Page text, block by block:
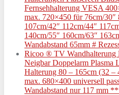
Fernsehhalterung VESA
max. 720×450 für 76cm/30″
107cm/42″ 112cm/44″
140cm/55″ 160cm/63″
Wandabstand 65mm #
Ricoo ® TV Wandhalterung
Neigbar Doppelarm Plasma
Halterung 80 – 165cm (32
max. 680×400 universell
Wandabstand nur 117 mm